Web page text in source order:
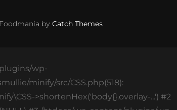
by Catch Themes
wp-
minify/src/CSS.php(518):
>shortenHex('body{}.overlay-...') #2